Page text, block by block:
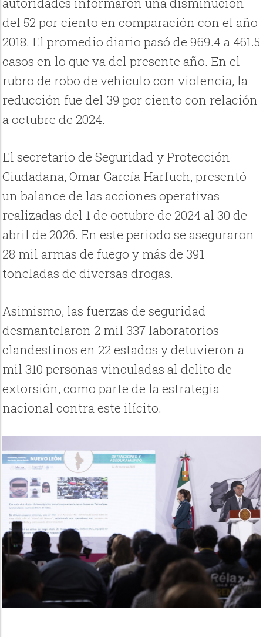
del 52 por ciento en comparación con el año
2018. El promedio diario pasó de 969.4 a 461.5
casos en lo que va del presente año. En el
rubro de robo de vehículo con violencia, la
reducción fue del 39 por ciento con relación
a octubre de 2024.
El secretario de Seguridad y Protección
Ciudadana, Omar García Harfuch, presentó
un balance de las acciones operativas
realizadas del 1 de octubre de 2024 al 30 de
abril de 2026. En este periodo se aseguraron
28 mil armas de fuego y más de 391
toneladas de diversas drogas.
Asimismo, las fuerzas de seguridad
desmantelaron 2 mil 337 laboratorios
clandestinos en 22 estados y detuvieron a
mil 310 personas vinculadas al delito de
extorsión, como parte de la estrategia
nacional contra este ilícito.